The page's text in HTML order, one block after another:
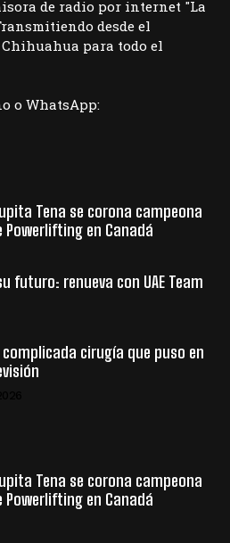
de radio por internet "La
desde el
Chihuahua para todo el
o WhatsApp:
Tena se corona campeona
en Canadá
futuro: renueva con UAE Team
cirugía que puso en
Tena se corona campeona
en Canadá